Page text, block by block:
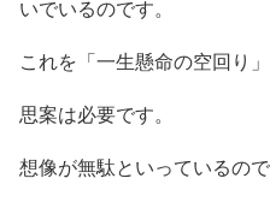
いでいるのです。
これを「一生懸命の空回り」
思案は必要です。
想像が無駄といっているので